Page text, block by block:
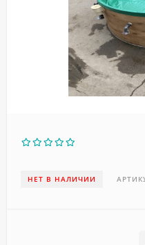
НЕТ В НАЛИЧИИ